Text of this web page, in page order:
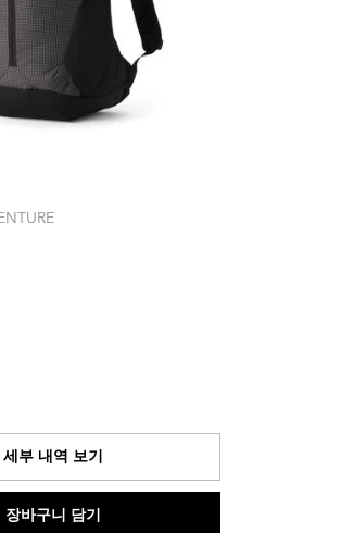
세부 내역 보기
장바구니 담기